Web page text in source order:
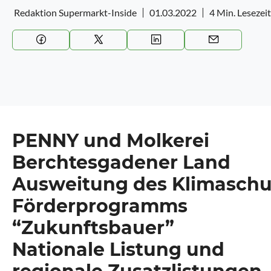
Redaktion Supermarkt-Inside 01.03.2022 4 Min. Lesezeit
PENNY und Molkerei
Berchtesgadener Land
Ausweitung des
Förderprogramms
“Zukunftsbauer”
Nationale Listung und